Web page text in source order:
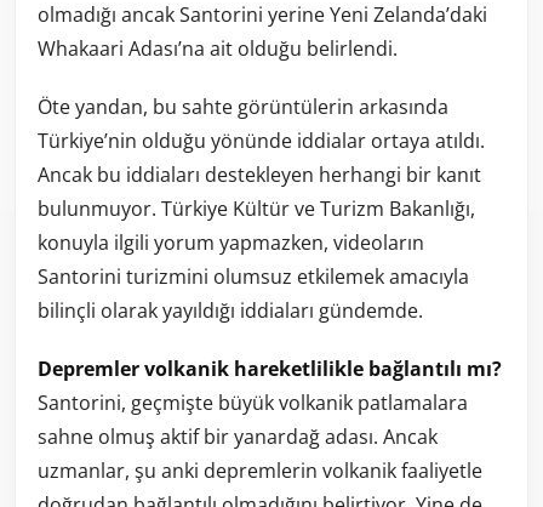
olmadığı ancak Santorini yerine Yeni Zelanda’daki
Whakaari Adası’na ait olduğu belirlendi.
Öte yandan, bu sahte görüntülerin arkasında
Türkiye’nin olduğu yönünde iddialar ortaya atıldı.
Ancak bu iddiaları destekleyen herhangi bir kanıt
bulunmuyor. Türkiye Kültür ve Turizm Bakanlığı,
konuyla ilgili yorum yapmazken, videoların
Santorini turizmini olumsuz etkilemek amacıyla
bilinçli olarak yayıldığı iddiaları gündemde.
Depremler volkanik hareketlilikle bağlantılı mı?
Santorini, geçmişte büyük volkanik patlamalara
sahne olmuş aktif bir yanardağ adası. Ancak
uzmanlar, şu anki depremlerin volkanik faaliyetle